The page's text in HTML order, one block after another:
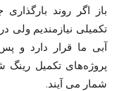
باز اگر روند
تکمیلی نیازمندیم ولی
آبی ما قرار دارد و
پروژه‌های تکمیل رینگ
شمار می آیند.